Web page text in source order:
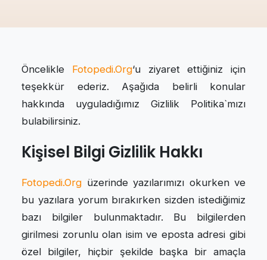
Öncelikle Fotopedi.Org‘u ziyaret ettiğiniz için
teşekkür ederiz. Aşağıda belirli konular
hakkında uyguladığımız Gizlilik Politika`mızı
bulabilirsiniz.
Kişisel Bilgi Gizlilik Hakkı
Fotopedi.Org üzerinde yazılarımızı okurken ve
bu yazılara yorum bırakırken sizden istediğimiz
bazı bilgiler bulunmaktadır. Bu bilgilerden
girilmesi zorunlu olan isim ve eposta adresi gibi
özel bilgiler, hiçbir şekilde başka bir amaçla